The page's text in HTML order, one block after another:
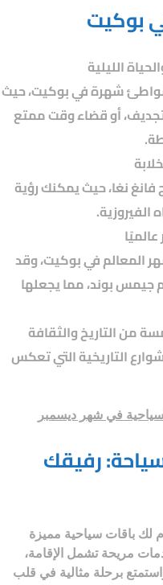
بوكيت
الليلية
شهرة في بوكيت، حيث
أو قضاء وقت ممتع
نغا، حيث يمكنك رؤية
الفيروزية.
المعالم في بوكيت، وقد
جيمس بوند، مما يجعلها
من التاريخ والثقافة
التاريخية التي تعكس
في شهر ديسمبر
رفيقك
لك باقات سياحية مميزة
مريحة تشمل الإقامة،
برحلة مثالية في قلب